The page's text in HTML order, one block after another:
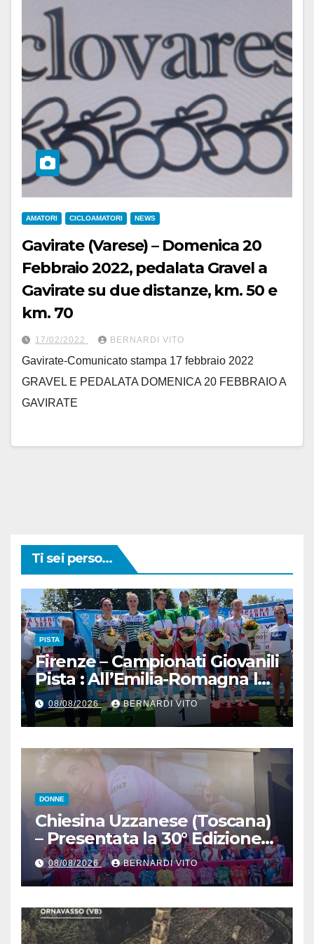
AMATORI CICLOAMATORI NEWS
Gavirate (Varese) – Domenica 20
Febbraio 2022, pedalata Gravel a
Gavirate su due distanze, km. 50 e
km. 70
17/02/2022 BERNARDI VITO
Gavirate-Comunicato stampa 17 febbraio 2022
GRAVEL E PEDALATA DOMENICA 20 FEBBRAIO A
GAVIRATE
Ti sei perso...
PISTA
Firenze – Campionati Giovanili
Pista : All’Emilia-Romagna la
Maglia Tricolore Madison
“Donne Allieve”
08/08/2026 BERNARDI VITO
DONNE
Chiesina Uzzanese (Toscana)
– Presentata la 30° Edizione
del Giro della Toscana
Femminile : Si disputerà dal
27 al 30 Agosto 2026
08/08/2026 BERNARDI VITO